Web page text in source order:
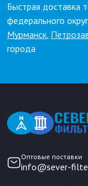
Быстрая доставка
федерального
Мурманск,
города
Оптовые поставки
info@sever-